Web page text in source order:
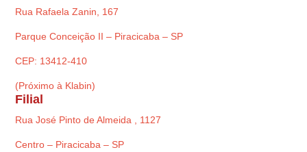
Rua Rafaela Zanin, 167
Parque Conceição II – Piracicaba – SP
CEP: 13412-410
(Próximo à Klabin)
Filial
Rua José Pinto de Almeida , 1127
Centro – Piracicaba – SP